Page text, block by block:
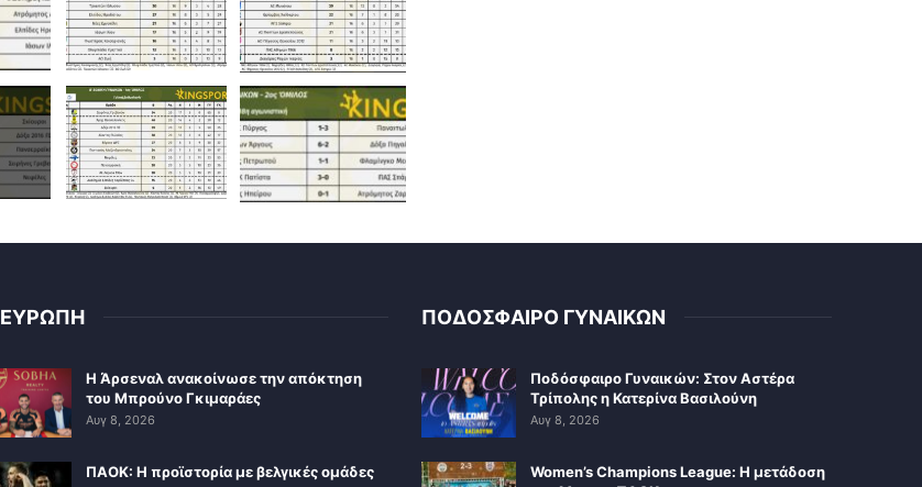
ΕΥΡΩΠΗ
Η Άρσεναλ ανακοίνωσε την απόκτηση
του Μπρούνο Γκιμαράες
Αυγ 8, 2026
ΠΑΟΚ: Η προϊστορία με βελγικές ομάδες
ΠΟΔΟΣΦΑΙΡΟ ΓΥΝΑΙΚΩΝ
Ποδόσφαιρο Γυναικών: Στον Αστέρα
Τρίπολης η Κατερίνα Βασιλούνη
Αυγ 8, 2026
Women’s Champions League: Η μετάδοση